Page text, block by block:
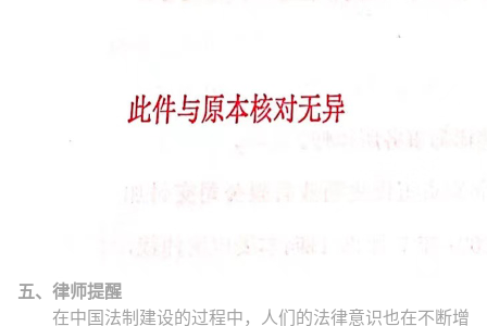
五、律师提醒
在中国法制建设的过程中，人们的法律意识也在不断增